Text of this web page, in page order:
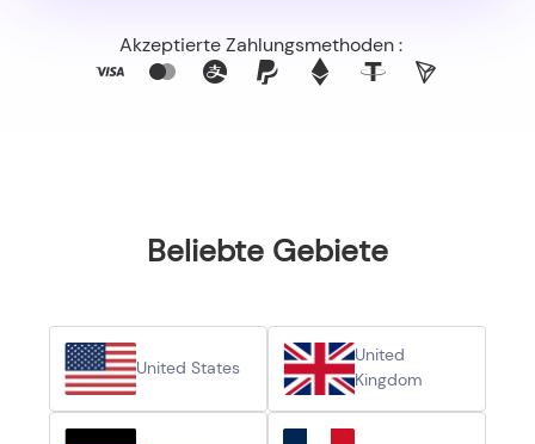
Akzeptierte Zahlungsmethoden :
Beliebte Gebiete
United States
United
Kingdom